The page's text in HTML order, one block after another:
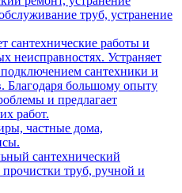
труб, устранение
сантехнические работы и
неисправностях. Устраняет
сантехники и
Благодаря большому опыту
и предлагает
работ.
частные дома,
сантехнический
труб, ручной и